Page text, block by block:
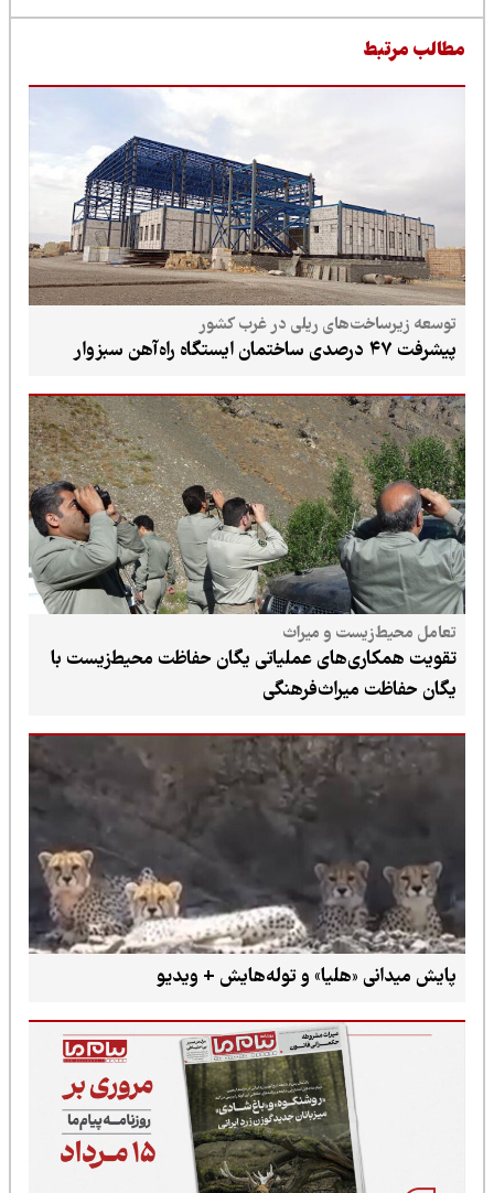
مرتبط
توسعه زیرساخت‌های ریلی در غرب کشور
پیشرفت ۴۷ درصدی ساختمان ایستگاه راه‌آهن سبزوار
تعامل محیط‌زیست و میراث
تقویت همکاری‌های عملیاتی یگان حفاظت محیط‌زیست با
یگان حفاظت میراث‌فرهنگی
پایش میدانی «هلیا» و توله‌هایش + ویدیو